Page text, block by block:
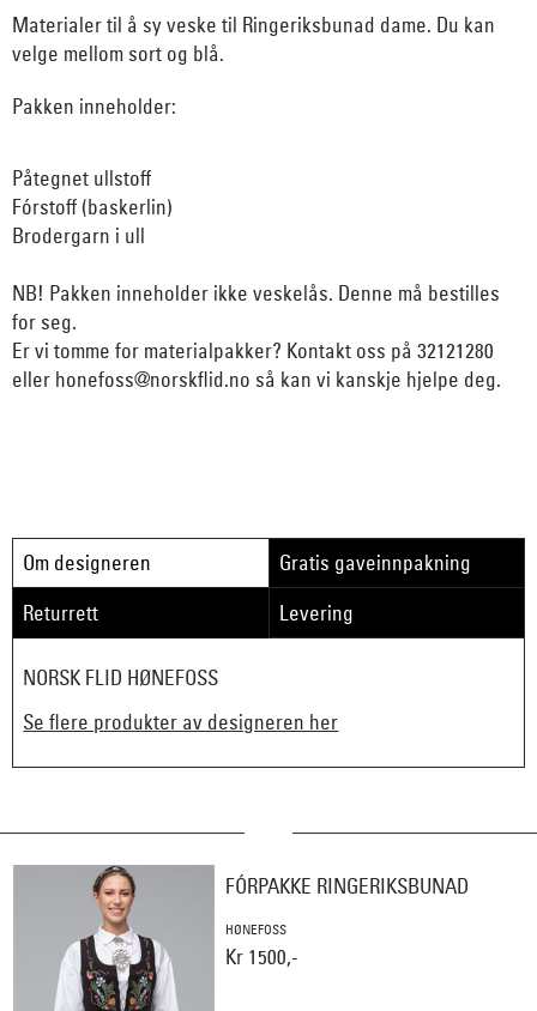
Materialer til å sy veske til Ringeriksbunad dame. Du kan
velge mellom sort og blå.
Pakken inneholder:
Påtegnet ullstoff
Fórstoff (baskerlin)
Brodergarn i ull
NB! Pakken inneholder ikke veskelås. Denne må bestilles
for seg.
Er vi tomme for materialpakker? Kontakt oss på 32121280
eller honefoss@norskflid.no så kan vi kanskje hjelpe deg.
Om designeren
Gratis gaveinnpakning
Returrett
Levering
NORSK FLID HØNEFOSS
Se flere produkter av designeren her
FÓRPAKKE RINGERIKSBUNAD
HØNEFOSS
Kr 1500,-